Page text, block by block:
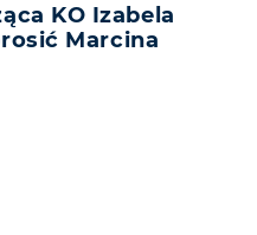
KO Izabela
Marcina